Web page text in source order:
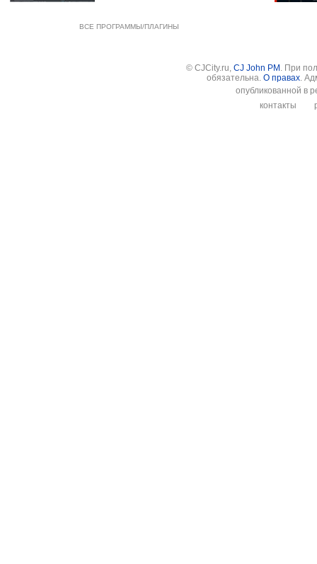
ВСЕ ПРОГРАММЫ/ПЛАГИНЫ
© CJCity.ru, CJ John PM . При
обязательна. О правах.
опубликованной в
контакты